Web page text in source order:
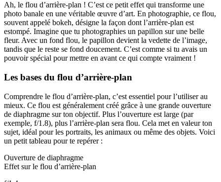
Ah, le flou d’arrière-plan ! C’est ce petit effet qui transforme une
photo banale en une véritable œuvre d’art. En photographie, ce flou,
souvent appelé bokeh, désigne la façon dont l’arrière-plan est
estompé. Imagine que tu photographies un papillon sur une belle
fleur. Avec un fond flou, le papillon devient la vedette de l’image,
tandis que le reste se fond doucement. C’est comme si tu avais un
pouvoir spécial pour mettre en avant ce qui compte vraiment !
Les bases du flou d’arrière-plan
Comprendre le flou d’arrière-plan, c’est essentiel pour l’utiliser au
mieux. Ce flou est généralement créé grâce à une grande ouverture
de diaphragme sur ton objectif. Plus l’ouverture est large (par
exemple, f/1.8), plus l’arrière-plan sera flou. Cela met en valeur ton
sujet, idéal pour les portraits, les animaux ou même des objets. Voici
un petit tableau pour te repérer :
Ouverture de diaphragme
Effet sur le flou d’arrière-plan